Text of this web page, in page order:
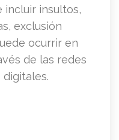
incluir insultos,
exclusión
ocurrir en
de las redes